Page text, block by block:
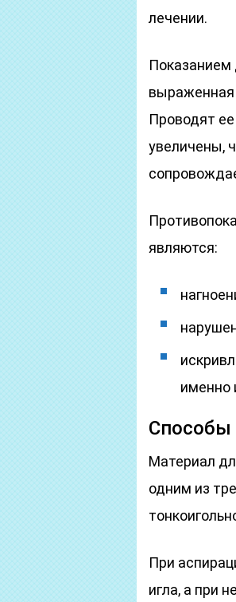
лечении.
Показанием
выраженная
Проводят
увеличены,
являются:
именно
Способы
Материал
одним из
При
игла, а при